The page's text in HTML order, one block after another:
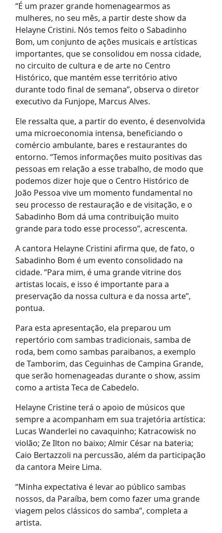
“É um prazer grande homenagearmos as
mulheres, no seu mês, a partir deste show da
Helayne Cristini. Nós temos feito o Sabadinho
Bom, um conjunto de ações musicais e artísticas
importantes, que se consolidou em nossa cidade,
no circuito de cultura e de arte no Centro
Histórico, que mantém esse território ativo
durante todo final de semana”, observa o diretor
executivo da Funjope, Marcus Alves.
Ele ressalta que, a partir do evento, é desenvolvida
uma microeconomia intensa, beneficiando o
comércio ambulante, bares e restaurantes do
entorno. “Temos informações muito positivas das
pessoas em relação a esse trabalho, de modo que
podemos dizer hoje que o Centro Histórico de
João Pessoa vive um momento fundamental no
seu processo de restauração e de visitação, e o
Sabadinho Bom dá uma contribuição muito
grande para todo esse processo”, acrescenta.
A cantora Helayne Cristini afirma que, de fato, o
Sabadinho Bom é um evento consolidado na
cidade. “Para mim, é uma grande vitrine dos
artistas locais, e isso é importante para a
preservação da nossa cultura e da nossa arte”,
pontua.
Para esta apresentação, ela preparou um
repertório com sambas tradicionais, samba de
roda, bem como sambas paraibanos, a exemplo
de Tamborim, das Ceguinhas de Campina Grande,
que serão homenageadas durante o show, assim
como a artista Teca de Cabedelo.
Helayne Cristine terá o apoio de músicos que
sempre a acompanham em sua trajetória artística:
Lucas Wanderlei no cavaquinho; Katracowisk no
violão; Ze Ilton no baixo; Almir César na bateria;
Caio Bertazzoli na percussão, além da participação
da cantora Meire Lima.
“Minha expectativa é levar ao público sambas
nossos, da Paraíba, bem como fazer uma grande
viagem pelos clássicos do samba”, completa a
artista.